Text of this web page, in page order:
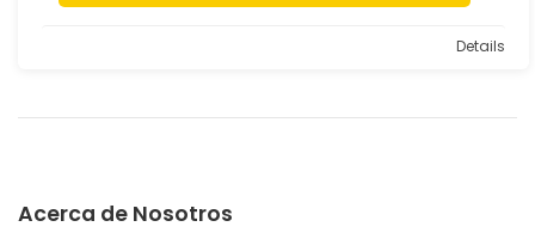
Details
Acerca de Nosotros